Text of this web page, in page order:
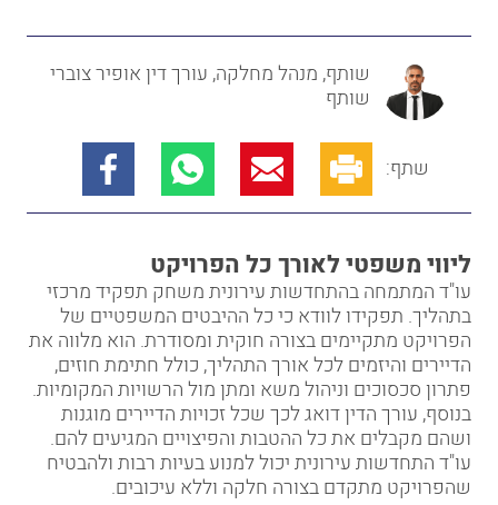
שותף, מנהל מחלקה, עורך דין אופיר צוברי
שותף
שתף:
ליווי משפטי לאורך כל הפרויקט
עו"ד המתמחה בהתחדשות עירונית משחק תפקיד מרכזי
בתהליך. תפקידו לוודא כי כל ההיבטים המשפטיים של
הפרויקט מתקיימים בצורה חוקית ומסודרת. הוא מלווה את
הדיירים והיזמים לכל אורך התהליך, כולל חתימת חוזים,
פתרון סכסוכים וניהול משא ומתן מול הרשויות המקומיות.
בנוסף, עורך הדין דואג לכך שכל זכויות הדיירים מוגנות
ושהם מקבלים את כל ההטבות והפיצויים המגיעים להם.
עו"ד התחדשות עירונית יכול למנוע בעיות רבות ולהבטיח
שהפרויקט מתקדם בצורה חלקה וללא עיכובים.